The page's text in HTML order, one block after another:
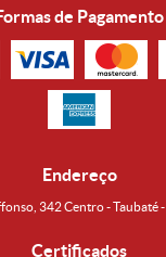
de Pagamento
Endereço
342 Centro - Taubaté
Certificados